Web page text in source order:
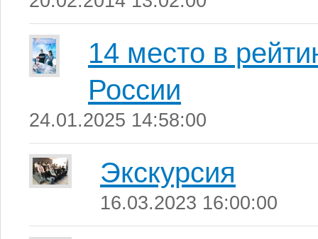
14 место в
России
24.01.2025 14:58:00
Экскурсия
16.03.2023 16:00:00